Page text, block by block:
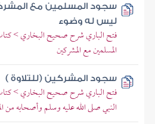
سجود المسلمين مع
ليس له وضوء
فتح الباري شرح صحيح البخاري >
المسلمين مع المشركين
سجود المشركين (للتلاوة )
فتح الباري شرح صحيح البخاري >
النبي صلى الله عليه وسلم وأصحابه من